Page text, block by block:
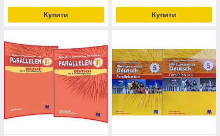
Купити Купити